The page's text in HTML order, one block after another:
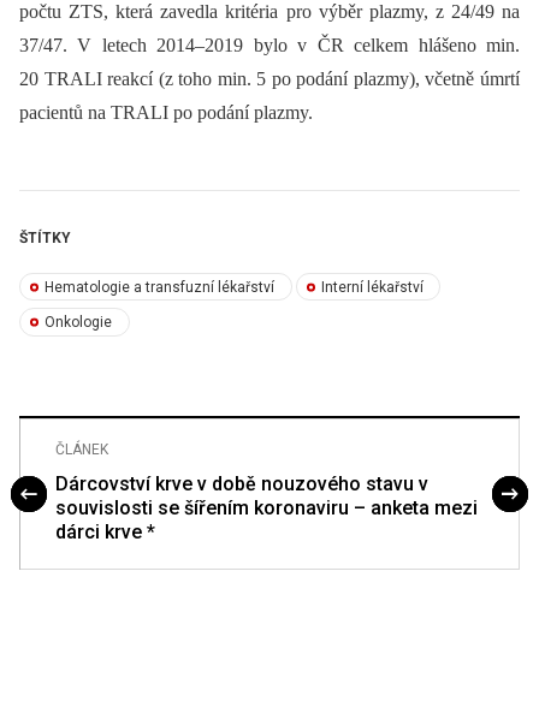
počtu ZTS, která zavedla kritéria pro výběr plazmy, z 24/49 na
37/47. V letech 2014–2019 bylo v ČR celkem hlášeno min.
20 TRALI reakcí (z toho min. 5 po podání plazmy), včetně úmrtí
pacientů na TRALI po podání plazmy.
ŠTÍTKY
Hematologie a transfuzní lékařství Interní lékařství
Onkologie
ČLÁNEK
Dárcovství krve v době nouzového stavu v
souvislosti se šířením koronaviru – anketa mezi
dárci krve *